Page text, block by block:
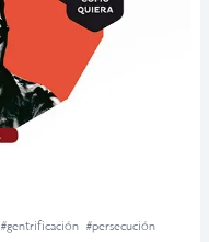
#gentrificación #persecución